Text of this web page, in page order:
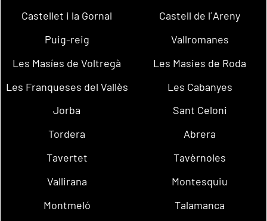
Castellet i la Gornal
Castell de l´Areny
Puig-reig
Vallromanes
Les Masíes de Voltregà
Les Masies de Roda
Les Franqueses del Vallès
Les Cabanyes
Jorba
Sant Celoni
Tordera
Abrera
Tavertet
Tavèrnoles
Vallirana
Montesquiu
Montmeló
Talamanca